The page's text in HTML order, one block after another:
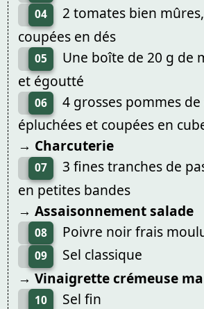
04
2 tomates bien
coupées en dés
05
Une boîte de 20 g de
et égoutté
06
4 grosses pommes
épluchées et coupées en
→ Charcuterie
07
3 fines tranches de
en petites bandes
→ Assaisonnement salade
08 Poivre noir frais
09
Sel classique
→ Vinaigrette crémeuse
10 Sel fin